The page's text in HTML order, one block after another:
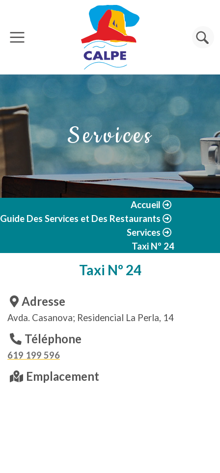
Aller au contenu principal
Rechercher
Services
Accueil
Guide Des Services et Des Restaurants
Services
Taxi Nº 24
Taxi Nº 24
Adresse
Avda. Casanova; Residencial La Perla, 14
Téléphone
619 199 596
Emplacement